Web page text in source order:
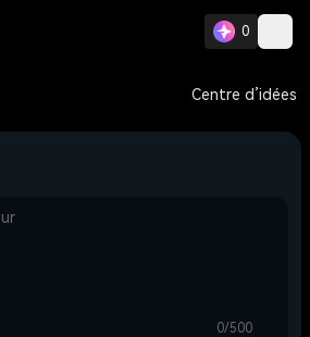
0
Centre d’idées
0/500